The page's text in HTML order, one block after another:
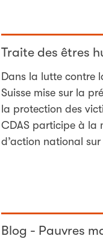
Traite des êtres
Dans la lutte contre
Suisse mise sur la
la protection des
CDAS participe à la
d’action national
Blog - Pauvres